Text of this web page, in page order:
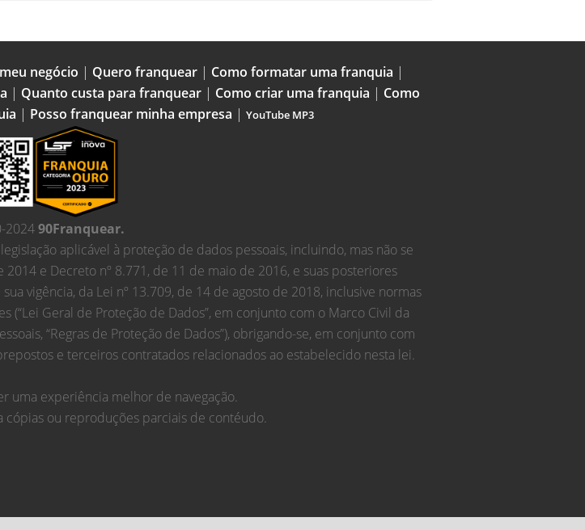
negócio | Quero franquear | Como formatar uma franquia |
| Quanto custa para franquear| Como criar uma franquia | Como
| Posso franquear minha empresa | YouTube MP3
202490Franquear.
aplicável à proteção de dados pessoais, incluindo, mas não se
e Decreto nº 8.771, de 11 de maio de 2016, e suas posteriores
vigência, da Lei nº 13.709, de 14 de agosto de 2018, inclusive normas
(“Lei Geral de Proteção de Dados”, em conjunto com o Marco Civil da
“Regras de Proteção de Dados”), obrigando-se, em conjunto com
e terceiros contratados relacionados ao estabelecido nesta lei.
uma experiência melhor de navegação.
cópias ou reproduções parciais de contéudo.